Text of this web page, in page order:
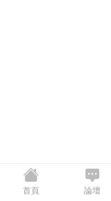
首頁 論壇